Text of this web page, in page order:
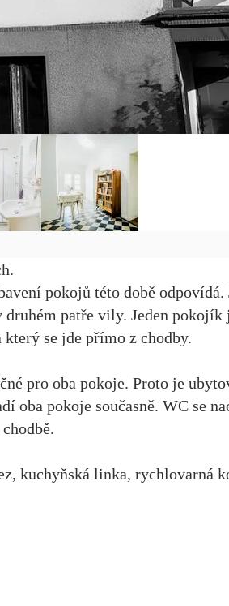
pokojů této době odpovídá.
patře vily. Jeden pokojík
se jde přímo z chodby.
pro oba pokoje. Proto je
oba pokoje současně. WC se
kuchyňská linka, rychlovarná